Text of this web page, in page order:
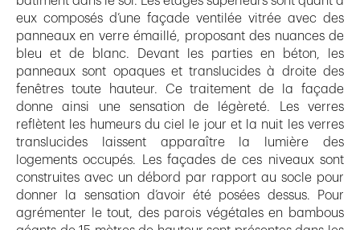
eux composés d’une façade ventilée vitrée avec des
panneaux en verre émaillé, proposant des nuances de
bleu et de blanc. Devant les parties en béton, les
panneaux sont opaques et translucides à droite des
fenêtres toute hauteur. Ce traitement de la façade
donne ainsi une sensation de légèreté. Les verres
reflètent les humeurs du ciel le jour et la nuit les verres
translucides laissent apparaître la lumière des
logements occupés. Les façades de ces niveaux sont
construites avec un débord par rapport au socle pour
donner la sensation d’avoir été posées dessus. Pour
agrémenter le tout, des parois végétales en bambous